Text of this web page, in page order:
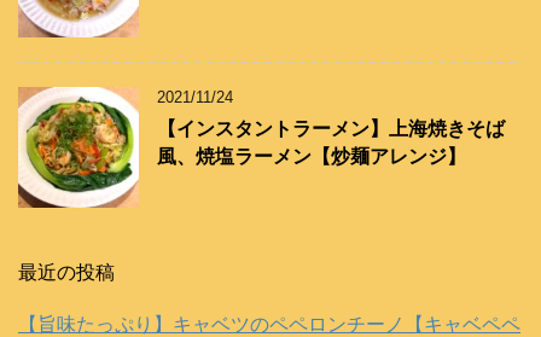
2021/11/24
【インスタントラーメン】上海焼きそば
風、焼塩ラーメン【炒麺アレンジ】
最近の投稿
【旨味たっぷり】キャベツのペペロンチーノ【キャベペペ